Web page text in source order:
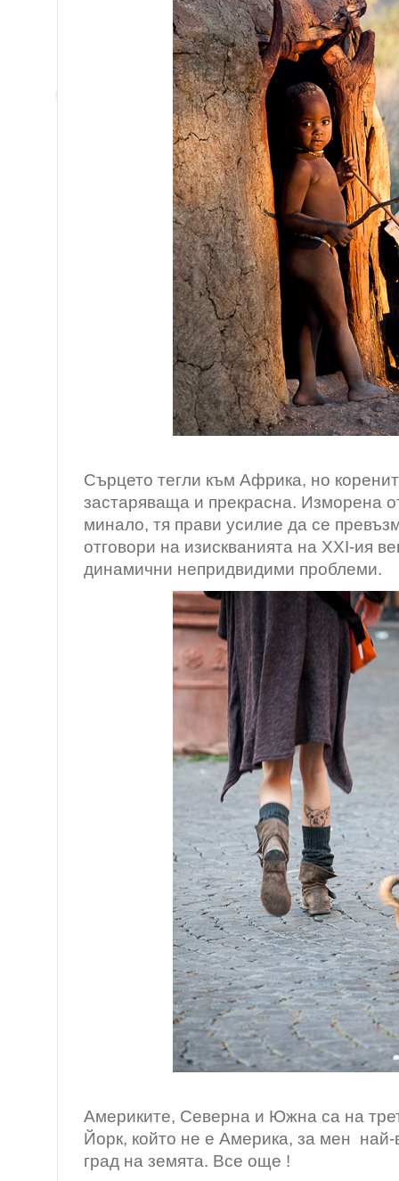
Сърцето тегли към Африка, но
застаряваща и прекрасна. Изморена
минало, тя прави усилие да се
отговори на изискванията на XXI-ия
динамични непридвидими проблеми.
Америките, Северна и Южна са на
Йорк, който не е Америка, за мен най-
град на земята. Все още !